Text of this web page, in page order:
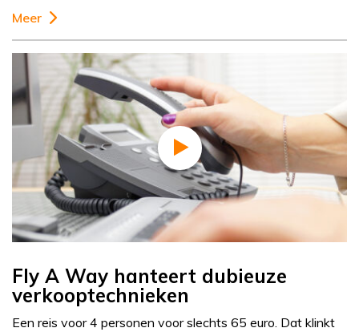
Meer
Fly A Way hanteert dubieuze
verkooptechnieken
Een reis voor 4 personen voor slechts 65 euro. Dat klinkt